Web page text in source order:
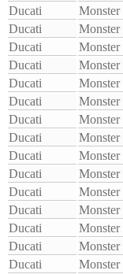
Ducati
Monster
Ducati
Monster
Ducati
Monster
Ducati
Monster
Ducati
Monster
Ducati
Monster
Ducati
Monster
Ducati
Monster
Ducati
Monster
Ducati
Monster
Ducati
Monster
Ducati
Monster
Ducati
Monster
Ducati
Monster
Ducati
Monster